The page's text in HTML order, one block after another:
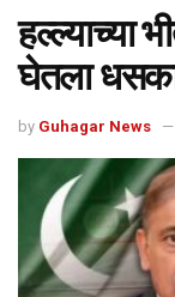
हल्ल्याच्या
घेतला
by Guhagar News